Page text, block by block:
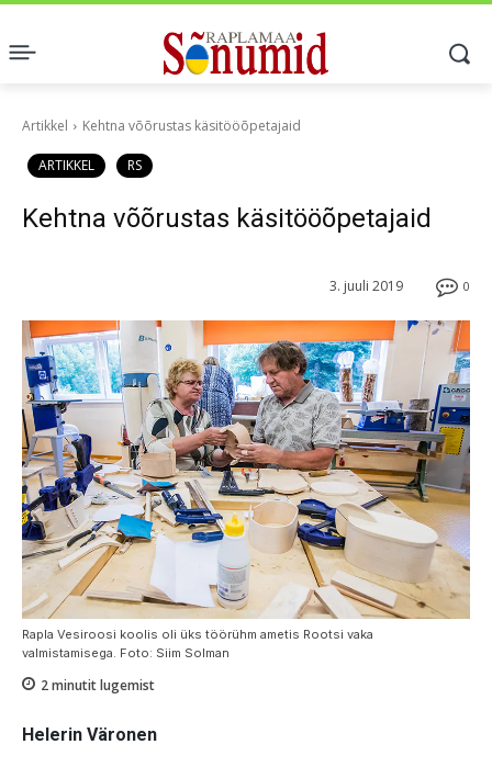
Artikkel Kehtna võõrustas käsitööõpetajaid
ARTIKKEL RS
Kehtna võõrustas käsitööõpetajaid
0
3. juuli 2019
Rapla Vesiroosi koolis oli üks töörühm ametis Rootsi vaka
valmistamisega. Foto: Siim Solman
2minutit lugemist
Helerin Väronen